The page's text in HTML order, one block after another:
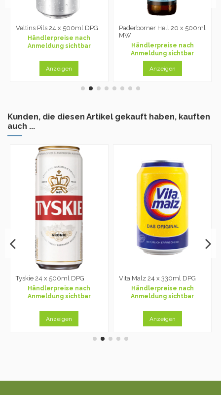
Veltins Pils 24 x 500ml DPG
Händlerpreise nach
Anmeldung sichtbar
Anzeigen
Paderborner Hell 20 x 500ml
MW
Händlerpreise nach
Anmeldung sichtbar
Anzeigen
Kunden, die diesen Artikel gekauft haben, kauften
auch ...
Tyskie 24 x 500ml DPG
Händlerpreise nach
Anmeldung sichtbar
Anzeigen
Vita Malz 24 x 330ml DPG
Händlerpreise nach
Anmeldung sichtbar
Anzeigen